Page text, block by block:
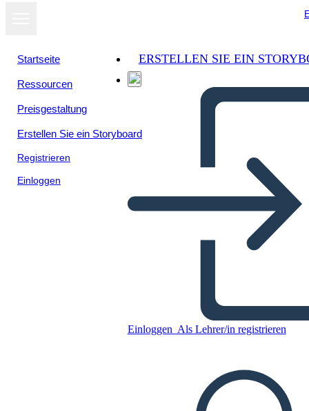
Startseite
Ressourcen
Preisgestaltung
Erstellen Sie ein Storyboard
Registrieren
Einloggen
ERSTELLEN SIE EIN
Einloggen Als Lehrer/in registrieren
התפשטות טריטוריאלית ארה"ב -
רכישות פלורידה
Kopieren Sie dieses Storyboard
ERSTELLEN SIE EIN STORYBOARD